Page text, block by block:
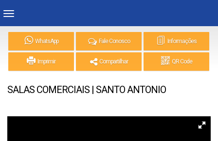
WhatsApp Fale Conosco Informações
Imprimir Compartilhar QR Code
SALAS COMERCIAIS | SANTO ANTONIO